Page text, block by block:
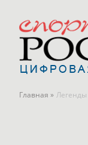
Главная » Легенды